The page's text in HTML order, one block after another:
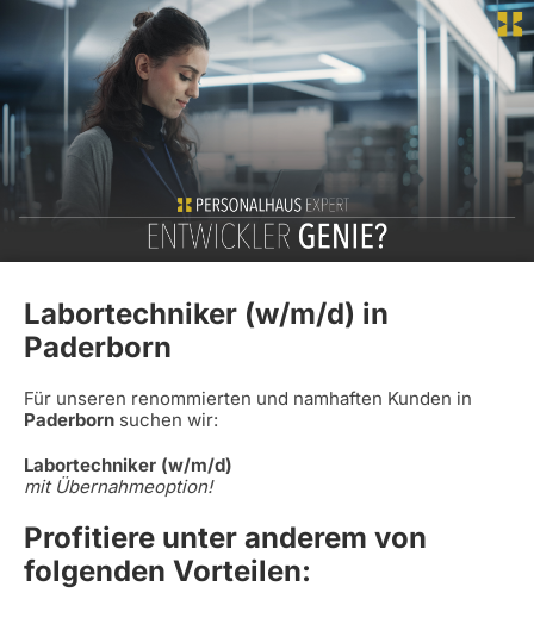
Labortechniker (w/m/d) in
Paderborn
Für unseren renommierten und namhaften Kunden in
Paderborn suchen wir:
Labortechniker (w/m/d)
mit Übernahmeoption!
Profitiere unter anderem von
folgenden Vorteilen: